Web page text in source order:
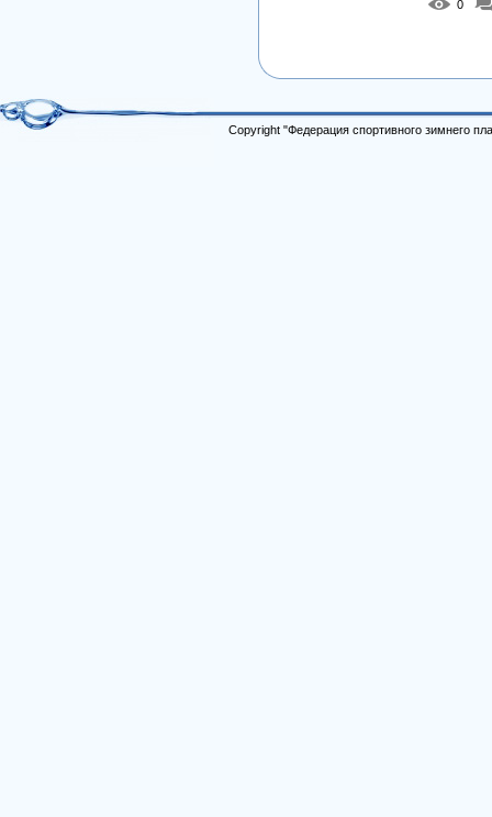
0
Copyright "Федерация спортивного зимнего